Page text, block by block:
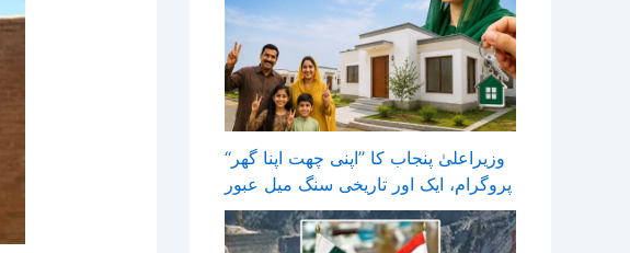
وزیراعلیٰ پنجاب کا ’’اپنی چھت اپنا گھر‘‘
پروگرام، ایک اور تاریخی سنگ میل عبور